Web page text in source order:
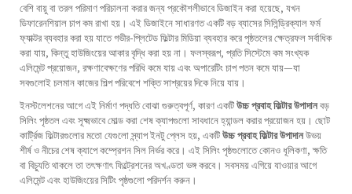
বেশি বায়ু বা তরল পরিমাণ পরিচালনা করার জন্য প্রকৌশলীভাবে ডিজাইন করা হয়েছে, যখন
ডিফারেনশিয়াল চাপ কম রাখা হয়। এই ডিজাইনে সাধারণত একটি বড় ব্যাসের সিলিন্ড্রিক্যাল ফর্ম
ফ্যাক্টর ব্যবহার করা হয় যাতে গভীর-প্লিটেড ফিল্টার মিডিয়া ব্যবহার করে পৃষ্ঠতলের ক্ষেত্রফল সর্বাধিক
করা যায়, কিন্তু হাউজিংয়ের আকার বৃদ্ধি করা হয় না। ফলস্বরূপ, প্রতি সিস্টেমে কম সংখ্যক
এলিমেন্ট প্রয়োজন, রক্ষণাবেক্ষণের পরিধি কমে যায় এবং অপারেটিং চাপ পতন কমে যায়—যা
সবগুলোই চলমান কাজের শিল্প পরিবেশে শক্তি সাশ্রয়ের দিকে নিয়ে যায়।
ইনস্টলেশনের আগে এই নির্মাণ পদ্ধতি বোঝা গুরুত্বপূর্ণ, কারণ একটিউচ্চ প্রবাহ ফিল্টার উপাদানবড়
সিলিং পৃষ্ঠতল এবং সূক্ষ্মভাবে মোল্ড করা শেষ ক্যাপগুলো সাবধানে হ্যান্ডল করার প্রয়োজন হয়। ছোট
কার্ট্রিজ ফিল্টারগুলোর মতো যেগুলো স্ন্যাপ ইনটু প্লেস হয়, একটিউচ্চ প্রবাহ ফিল্টার উপাদানউভয়
শীর্ষ ও নীচের শেষ ক্যাপে কম্প্রেশন সিল নির্ভর করে। এই সিলিং পৃষ্ঠগুলোতে কোনও ধূলিকণা, ক্ষতি
বা বিচ্যুতি থাকলে তা তৎক্ষণাৎ ফিল্ট্রেশনের অখণ্ডতা ভঙ্গ করবে। সবসময় এগিয়ে যাওয়ার আগে
এলিমেন্ট এবং হাউজিংয়ের সিটিং পৃষ্ঠগুলো পরিদর্শন করুন।